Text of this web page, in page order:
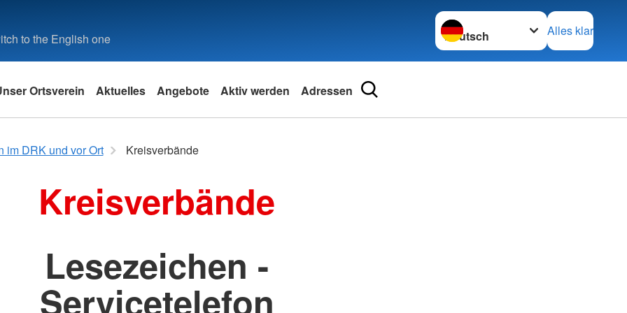
to the English one
Sprache wechseln zu
Alles klar
Ortsverein Aktuelles Angebote
Angebote des DRK
Aktiv werden Adressen
im DRK und vor Ort Kreisverbände
Kreisverbände
Lesezeichen -
Servicetelefon